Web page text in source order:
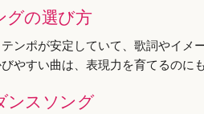
グの選び方
ンポが安定していて、歌詞やイメ
やすい曲は、表現力を育てるのにも
ンスソング